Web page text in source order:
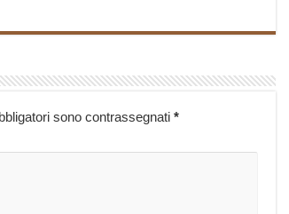
sono contrassegnati *